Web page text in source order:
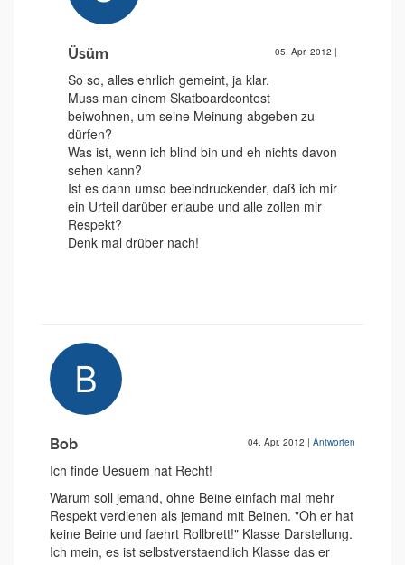
Üsüm 05. Apr. 2012 |
So so, alles ehrlich gemeint, ja klar.
Muss man einem Skatboardcontest
beiwohnen, um seine Meinung abgeben zu
dürfen?
Was ist, wenn ich blind bin und eh nichts davon
sehen kann?
Ist es dann umso beeindruckender, daß ich mir
ein Urteil darüber erlaube und alle zollen mir
Respekt?
Denk mal drüber nach!
Bob 04. Apr. 2012 | Antworten
Ich finde Uesuem hat Recht!
Warum soll jemand, ohne Beine einfach mal mehr
Respekt verdienen als jemand mit Beinen. "Oh er hat
keine Beine und faehrt Rollbrett!" Klasse Darstellung.
Ich mein, es ist selbstverstaendlich Klasse das er